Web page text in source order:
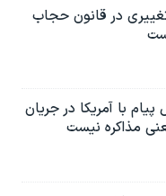
در قانون حجاب
با آمریکا در جریان
مذاکره نیست